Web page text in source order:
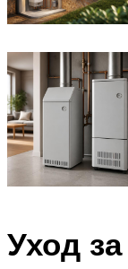
Уход